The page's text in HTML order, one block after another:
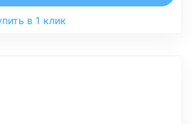
в 1 клик